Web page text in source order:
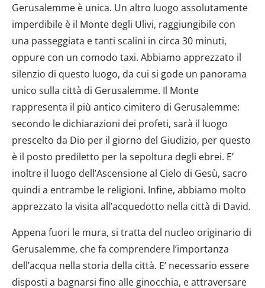
Gerusalemme è unica. Un altro luogo assolutamente
imperdibile è il Monte degli Ulivi, raggiungibile con
una passeggiata e tanti scalini in circa 30 minuti,
oppure con un comodo taxi. Abbiamo apprezzato il
silenzio di questo luogo, da cui si gode un panorama
unico sulla città di Gerusalemme. Il Monte
rappresenta il più antico cimitero di Gerusalemme:
secondo le dichiarazioni dei profeti, sarà il luogo
prescelto da Dio per il giorno del Giudizio, per questo
è il posto prediletto per la sepoltura degli ebrei. E’
inoltre il luogo dell’Ascensione al Cielo di Gesù, sacro
quindi a entrambe le religioni. Infine, abbiamo molto
apprezzato la visita all’acquedotto nella città di David.
Appena fuori le mura, si tratta del nucleo originario di
Gerusalemme, che fa comprendere l’importanza
dell’acqua nella storia della città. E’ necessario essere
disposti a bagnarsi fino alle ginocchia, e attraversare